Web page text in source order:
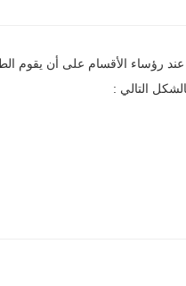
رؤساء الأقسام على أن يقوم
التالي :